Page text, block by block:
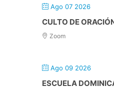
Ago 07 2026
CULTO DE
Zoom
Ago 09 2026
ESCUELA